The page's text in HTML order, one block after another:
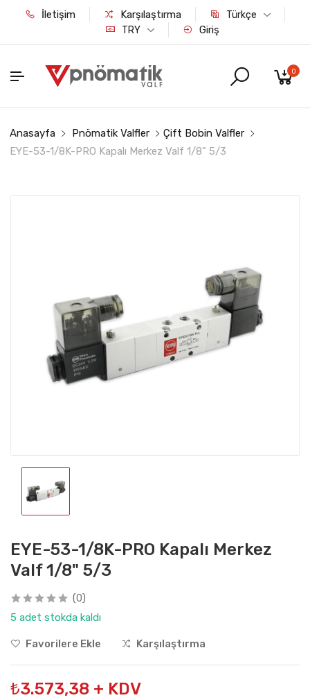
İletişim Karşılaştırma
Türkçe
TRY
Giriş
0
Anasayfa Pnömatik Valfler
Çift Bobin Valfler
EYE-53-1/8K-PRO Kapalı Merkez Valf 1/8" 5/3
EYE-53-1/8K-PRO Kapalı Merkez
Valf 1/8" 5/3
(0)
5 adet stokda kaldı
Favorilere Ekle Karşılaştırma
₺3.573,38 + KDV